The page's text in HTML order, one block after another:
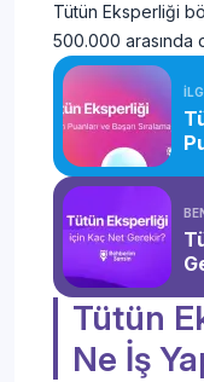
Tütün Eksperliği
500.000 arasında
Tütün
Ne İş